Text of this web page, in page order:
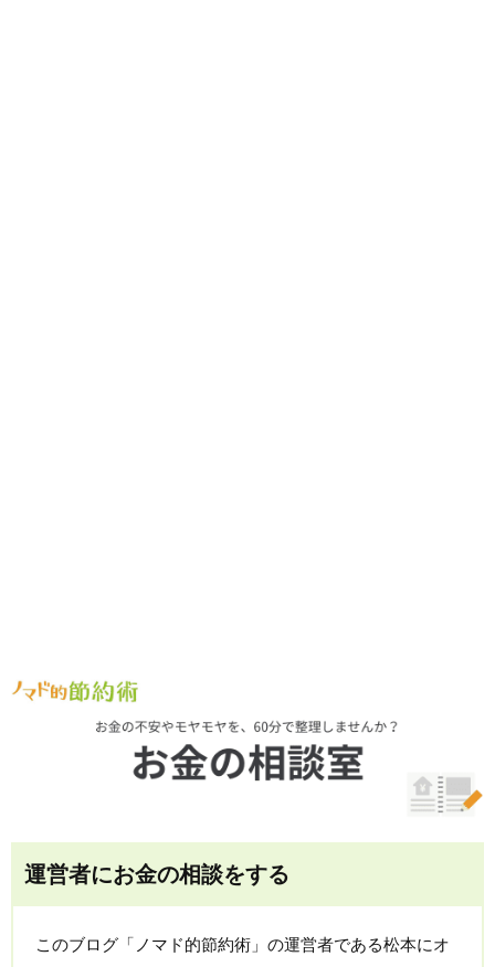
運営者にお金の相談をする
このブログ「ノマド的節約術」の運営者である松本にオ